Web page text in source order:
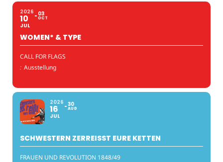
2026
10
JUL
03
OCT
WOMEN* & TYPE
CALL FOR FLAGS
: Ausstellung
2026
16
JUL
30
AUG
SCHWESTERN ZERREISST EURE KETTEN
FRAUEN UND REVOLUTION 1848/49